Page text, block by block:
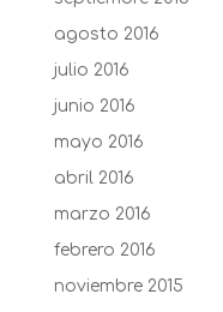
agosto 2016
julio 2016
junio 2016
mayo 2016
abril 2016
marzo 2016
febrero 2016
noviembre 2015